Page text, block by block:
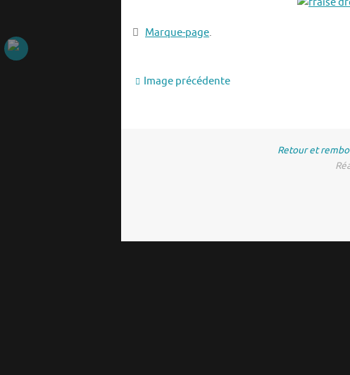
Marque-page.
Image précédente
Retour et